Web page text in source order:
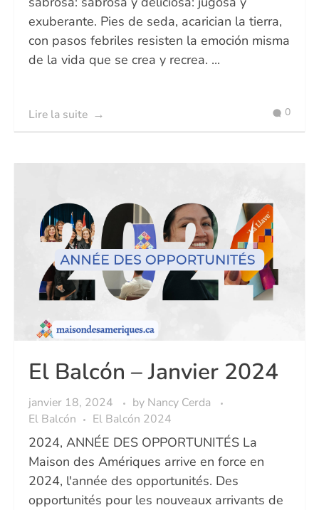
exuberante. Pies de seda, acarician la tierra,
con pasos febriles resisten la emoción misma
de la vida que se crea y recrea. ...
Lire la suite 0
El Balcón – Janvier 2024
janvier 18, 2024 by Nancy Cerda
El Balcón
El Balcón 2024
2024, ANNÉE DES OPPORTUNITÉS La
Maison des Amériques arrive en force en
2024, l'année des opportunités. Des
opportunités pour les nouveaux arrivants de